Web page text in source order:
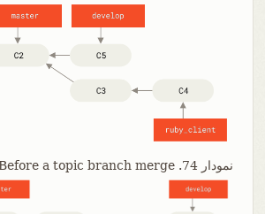
نمودار 74. Before a topic branch merge